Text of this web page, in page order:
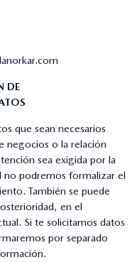
DE
que sean necesarios
negocios o la relación
sea exigida por la
no podremos formalizar el
También se puede
en el
Si te solicitamos datos
por separado